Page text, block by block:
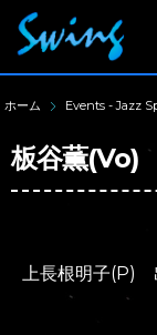
ホーム Events - Jazz
板谷薫(Vo)
上長根明子(P)